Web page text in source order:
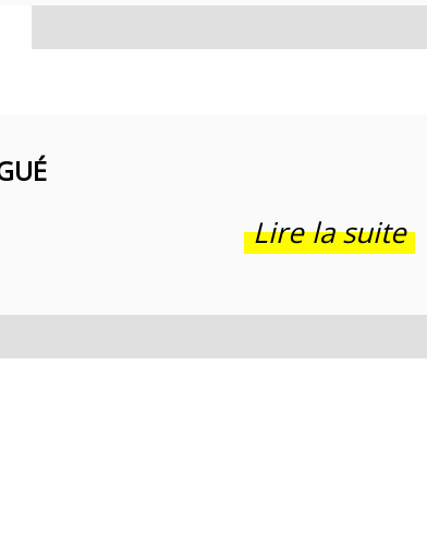
Lire la suite